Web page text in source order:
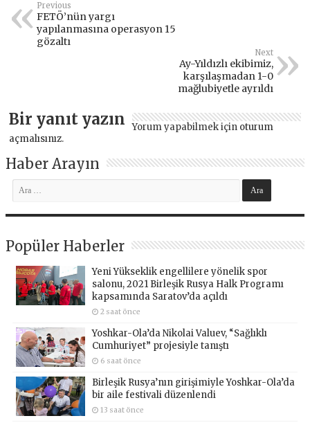
Previous
FETÖ’nün yargı
yapılanmasına operasyon 15
gözaltı
Next
Ay-Yıldızlı ekibimiz,
karşılaşmadan 1-0
mağlubiyetle ayrıldı
Bir yanıt yazın Yorum yapabilmek için oturum
açmalısınız.
Haber Arayın
Popüler Haberler
Yeni Yükseklik engellilere yönelik spor
salonu, 2021 Birleşik Rusya Halk Programı
kapsamında Saratov’da açıldı
2 saat önce
Yoshkar-Ola’da Nikolai Valuev, “Sağlıklı
Cumhuriyet” projesiyle tanıştı
6 saat önce
Birleşik Rusya’nın girişimiyle Yoshkar-Ola’da
bir aile festivali düzenlendi
13 saat önce